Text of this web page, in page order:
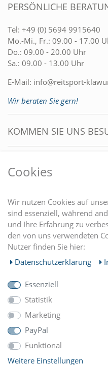
PERSÖNLICHE
Tel: +49 (0) 5694 9915640
Mo.-Mi., Fr.: 09.00 - 17.00
Do.: 09.00 - 20.00 Uhr
Sa.: 09.00 - 13.00 Uhr
E-Mail: info@reitsport-
Wir beraten Sie gern!
KOMMEN SIE UNS
EINKAUFEN
MEIN KONTO
UNTERNEHMEN
ZAHLUNGARTEN
Cookies
Wir nutzen Cookies auf
sind essenziell, während
und Ihre Erfahrung zu
den von uns verwendeten
Nutzer finden Sie hier:
Daten­schutz­erklärung
Essenziell
Statistik
Marketing
PayPal
Funktional
Weitere Einstellungen